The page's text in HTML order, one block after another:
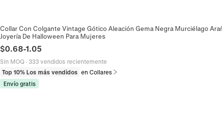
Collar Con Colgante Vintage Gótico Aleación Gema Negra Murciélago
Joyería De Halloween Para Mujeres
$0.68-1.05
Sin MOQ · 333 vendidos recientemente
Top 10% Los más vendidos en Collares
Envío gratis